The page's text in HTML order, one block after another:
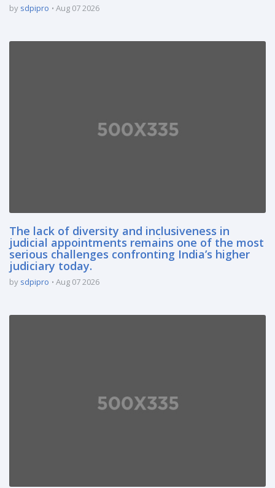
by sdpipro Aug 07 2026
The lack of diversity and inclusiveness in
judicial appointments remains one of the most
serious challenges confronting India’s higher
judiciary today.
by sdpipro Aug 07 2026